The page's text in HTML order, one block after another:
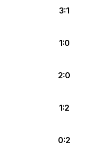
3:1
1:0
2:0
1:2
0:2